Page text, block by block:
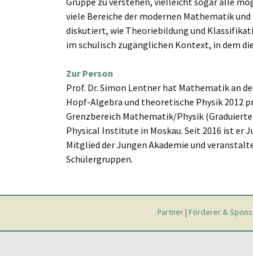
viele Bereiche der modernen Mathematik
diskutiert, wie Theoriebildung und
im schulisch zugänglichen Kontext, in dem
Zur Person
Prof. Dr. Simon Lentner hat Mathematik an
Hopf-Algebra und theoretische Physik 2012
Grenzbereich Mathematik/Physik
Physical Institute in Moskau. Seit 2016 ist er
Mitglied der Jungen Akademie und
Schülergruppen.
Partner| Förderer &